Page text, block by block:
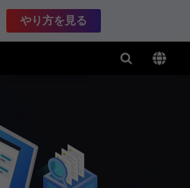
やり方を見る